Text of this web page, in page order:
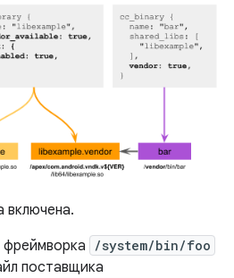
включена.
фреймворка
/system/bin/foo
поставщика